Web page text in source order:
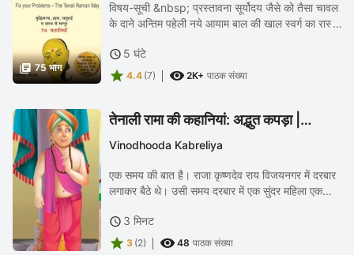
 75 भाग
विषय-सूची &nbsp; प्रस्तावना सूर्योदय जैसे को तैसा चावल
के दाने अन्तिम पहेली नये आयाम बाल की खाल स्वर्ग का रास्ता
 5 घंटे
 4.4 (7)  2K+ पाठक संख्या
तेनाली रामा की कहानियां: अद्भुत कपड़ा |
Adbhut Kapada Tenali Rama Story
Vinodhooda Kabreliya
एक समय की बात है। राजा कृष्णदेव राय विजयनगर में दरबार
लगाकर बैठे थे। उसी समय दरबार में एक सुंदर महिला एक
निकालकर वह दरबार में राजा और सभी...
 3 मिनट
 3 (2)  48 पाठक संख्या